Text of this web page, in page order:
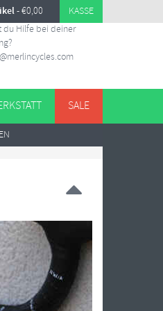
-€0,00 KASSE
du Hilfe bei deiner
SALE